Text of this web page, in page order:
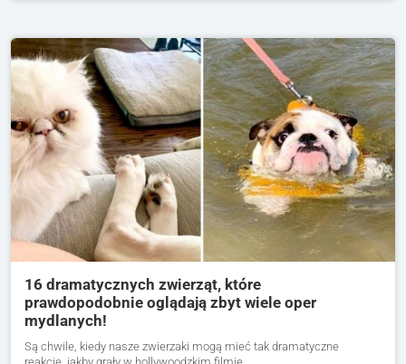
16 dramatycznych zwierząt, które
prawdopodobnie oglądają zbyt wiele oper
mydlanych!
Są chwile, kiedy nasze zwierzaki mogą mieć tak dramatyczne